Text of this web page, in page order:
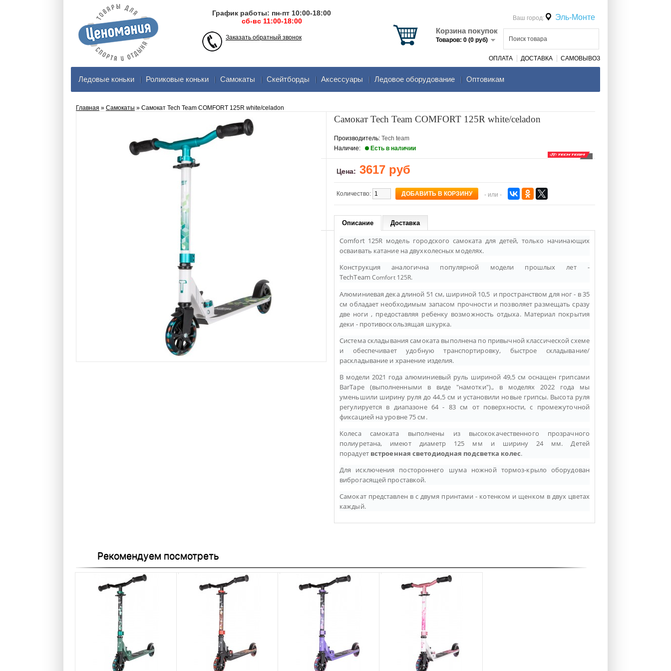
Заказать обратный звонок
График работы: пн-пт 10:00-18:00
сб-вс 11:00-18:00
Корзина покупок
Товаров: 0 (0 руб)
Ваш город: Эль-Монте
ОПЛАТА ДОСТАВКА САМОВЫВОЗ
Ледовые коньки Роликовые коньки Самокаты Скейтборды Аксеcсуары Ледовое оборудование Оптовикам
Главная » Самокаты » Самокат Tech Team COMFORT 125R white/celadon
Самокат Tech Team COMFORT 125R white/celadon
Производитель: Tech team
Наличие:
Есть в наличии
Цена: 3617 руб
Количество: - или -
Описание Доставка
Comfort 125R модель городского самоката для детей, только начинающих
осваивать катание на двухколесных моделях.
Конструкция аналогична популярной модели прошлых лет -
TechTeam Comfort 125R.
Алюминиевая дека длиной 51 см, шириной 10,5 и пространством для ног - в 35
см обладает необходимым запасом прочности и позволяет размещать сразу
две ноги , предоставляя ребенку возможность отдыха. Материал покрытия
деки - противоскользящая шкурка.
Система складывания самоката выполнена по привычной классической схеме
и обеспечивает удобную транспортировку, быстрое складывание/
раскладывание и хранение изделия.
В модели 2021 года алюминиевый руль шириной 49,5 см оснащен грипсами
BarTape (выполненными в виде "намотки")., в моделях 2022 года мы
уменьшили ширину руля до 44,5 см и установили новые грипсы. Высота руля
регулируется в диапазоне 64 - 83 см от поверхности, с промежуточной
фиксацией на уровне 75 см.
Колеса самоката выполнены из высококачественного прозрачного
полиуретана, имеют диаметр 125 мм и ширину 24 мм. Детей
порадует встроенная светодиодная подсветка колес.
Для исключения постороннего шума ножной тормоз-крыло оборудован
виброгасящей проставкой.
Самокат представлен в с двумя принтами - котенком и щенком в двух цветах
каждый.
Рекомендуем посмотреть